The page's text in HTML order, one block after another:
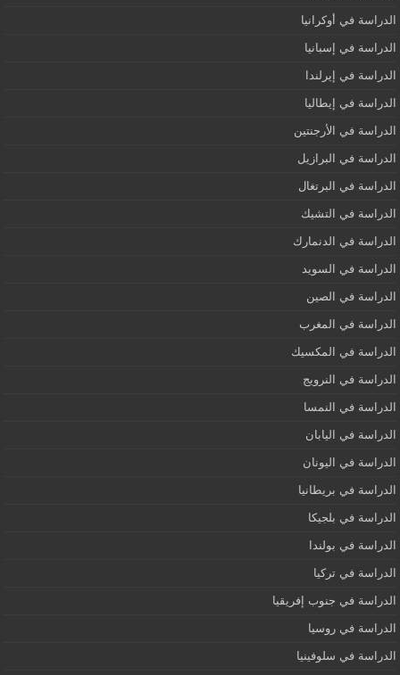
الدراسة في أوكرانيا
الدراسة في إسبانيا
الدراسة في إيرلندا
الدراسة في إيطاليا
الدراسة في الأرجنتين
الدراسة في البرازيل
الدراسة في البرتغال
الدراسة في التشيك
الدراسة في الدنمارك
الدراسة في السويد
الدراسة في الصين
الدراسة في المغرب
الدراسة في المكسيك
الدراسة في النرويج
الدراسة في النمسا
الدراسة في اليابان
الدراسة في اليونان
الدراسة في بريطانيا
الدراسة في بلجيكا
الدراسة في بولندا
الدراسة في تركيا
الدراسة في جنوب إفريقيا
الدراسة في روسيا
الدراسة في سلوفينيا